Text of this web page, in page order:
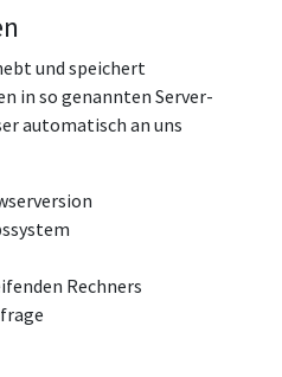
und speichert
in so genannten Server-
automatisch an uns
Rechners